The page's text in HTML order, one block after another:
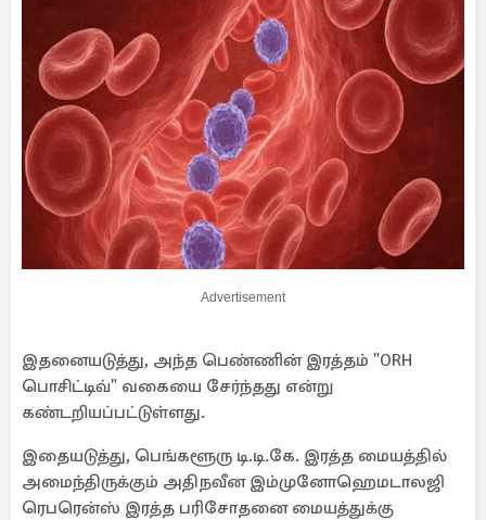
Advertisement
இதனையடுத்து, அந்த பெண்ணின் இரத்தம் "ORH
பொசிட்டிவ்" வகையை சேர்ந்தது என்று
கண்டறியப்பட்டுள்ளது.
இதையடுத்து, பெங்களூரு டி.டி.கே. இரத்த மையத்தில்
அமைந்திருக்கும் அதிநவீன இம்முனோஹெமடாலஜி
ரெபரென்ஸ் இரத்த பரிசோதனை மையத்துக்கு